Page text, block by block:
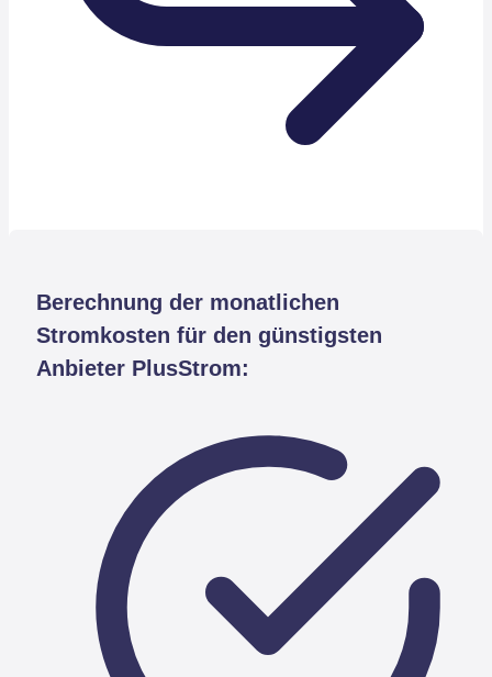
Berechnung der monatlichen
Stromkosten für den günstigsten
Anbieter PlusStrom: